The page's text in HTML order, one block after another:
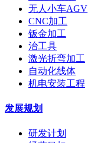
无人小车AGV
CNC加工
钣金加工
治工具
激光折弯加工
自动化线体
机电安装工程
发展规划
研发计划